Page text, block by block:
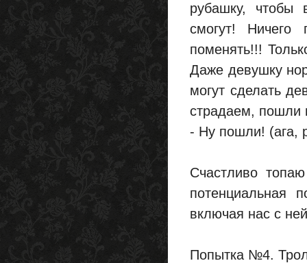
рубашку, чтобы
смогут!
поменять!!!
Даже девушку
могут сделать
страдаем, пошли
- Ну пошли! (ага,
Счастливо
потенциальная
включая нас с
Попытка №4.